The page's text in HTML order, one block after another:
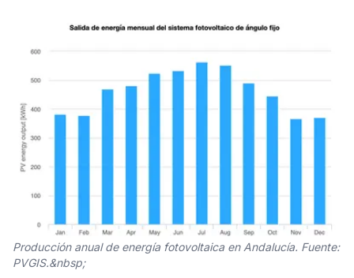
Producción anual de energía fotovoltaica en Andalucía. Fuente:
PVGIS.&nbsp;